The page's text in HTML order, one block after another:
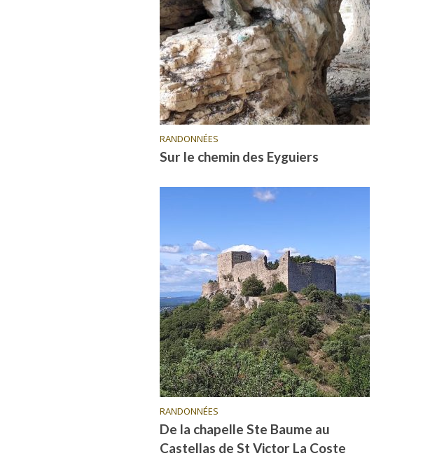
RANDONNÉES
Sur le chemin des Eyguiers
RANDONNÉES
De la chapelle Ste Baume au
Castellas de St Victor La Coste